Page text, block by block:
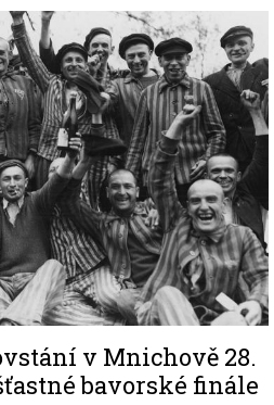
v Mnichově 28.
bavorské finále